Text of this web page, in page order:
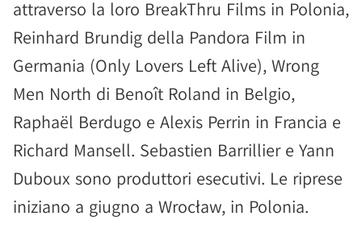
attraverso la loro BreakThru Films in Polonia,
Reinhard Brundig della Pandora Film in
Germania (Only Lovers Left Alive), Wrong
Men North di Benoît Roland in Belgio,
Raphaël Berdugo e Alexis Perrin in Francia e
Richard Mansell. Sebastien Barrillier e Yann
Duboux sono produttori esecutivi. Le riprese
iniziano a giugno a Wrocław, in Polonia.